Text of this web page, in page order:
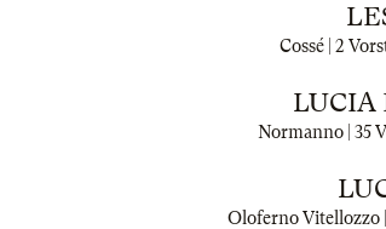
Cossé | 2
LUCIA
Normanno | 35
Oloferno Vitellozzo |